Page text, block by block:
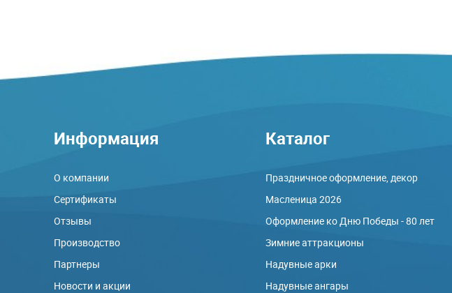
Информация
О компании
Сертификаты
Отзывы
Производство
Партнеры
Новости и акции
Каталог
Праздничное оформление, декор
Масленица 2026
Оформление ко Дню Победы - 80 лет
Зимние аттракционы
Надувные арки
Надувные ангары